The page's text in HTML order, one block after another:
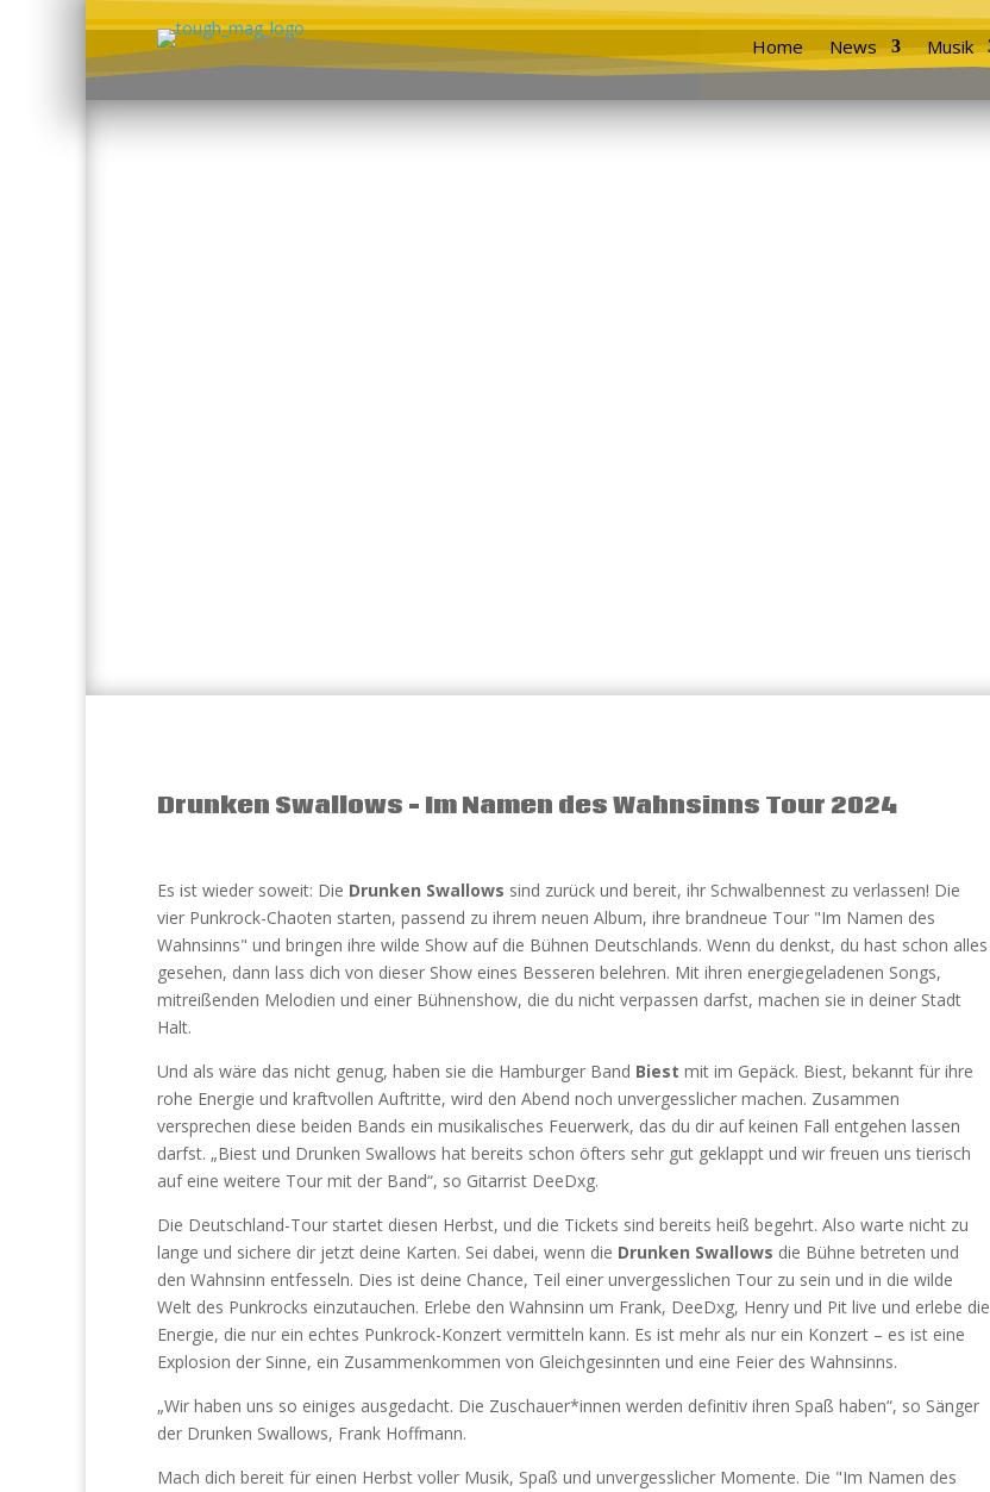
Home News Musik
Drunken Swallows – Im Namen des Wahnsinns Tour 2024
Es ist wieder soweit: Die Drunken Swallows sind zurück und bereit, ihr Schwalbennest zu verlassen! Die
vier Punkrock-Chaoten starten, passend zu ihrem neuen Album, ihre brandneue Tour "Im Namen des
Wahnsinns" und bringen ihre wilde Show auf die Bühnen Deutschlands. Wenn du denkst, du hast schon alles
gesehen, dann lass dich von dieser Show eines Besseren belehren. Mit ihren energiegeladenen Songs,
mitreißenden Melodien und einer Bühnenshow, die du nicht verpassen darfst, machen sie in deiner Stadt
Halt.
Und als wäre das nicht genug, haben sie die Hamburger Band Biest mit im Gepäck. Biest, bekannt für ihre
rohe Energie und kraftvollen Auftritte, wird den Abend noch unvergesslicher machen. Zusammen
versprechen diese beiden Bands ein musikalisches Feuerwerk, das du dir auf keinen Fall entgehen lassen
darfst. „Biest und Drunken Swallows hat bereits schon öfters sehr gut geklappt und wir freuen uns tierisch
auf eine weitere Tour mit der Band“, so Gitarrist DeeDxg.
Die Deutschland-Tour startet diesen Herbst, und die Tickets sind bereits heiß begehrt. Also warte nicht zu
lange und sichere dir jetzt deine Karten. Sei dabei, wenn die Drunken Swallows die Bühne betreten und
den Wahnsinn entfesseln. Dies ist deine Chance, Teil einer unvergesslichen Tour zu sein und in die wilde
Welt des Punkrocks einzutauchen. Erlebe den Wahnsinn um Frank, DeeDxg, Henry und Pit live und erlebe die
Energie, die nur ein echtes Punkrock-Konzert vermitteln kann. Es ist mehr als nur ein Konzert – es ist eine
Explosion der Sinne, ein Zusammenkommen von Gleichgesinnten und eine Feier des Wahnsinns.
„Wir haben uns so einiges ausgedacht. Die Zuschauer*innen werden definitiv ihren Spaß haben“, so Sänger
der Drunken Swallows, Frank Hoffmann.
Mach dich bereit für einen Herbst voller Musik, Spaß und unvergesslicher Momente. Die "Im Namen des